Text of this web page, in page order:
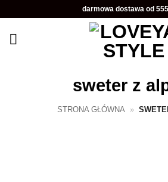
zawartości
darmowa dostawa od 555
sweter z
STRONA GŁÓWNA »